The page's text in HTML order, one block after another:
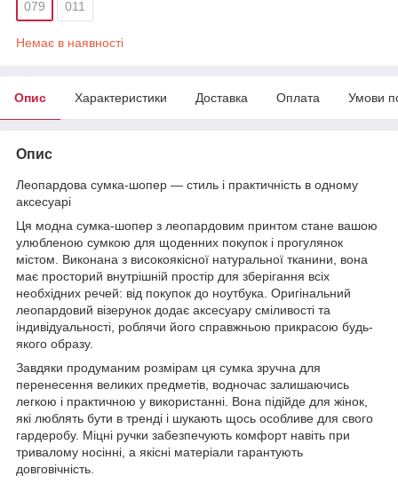
079 011
Немає в наявності
Опис Характеристики Доставка Оплата Умови
Опис
Леопардова сумка-шопер — стиль і практичність в одному
аксесуарі
Ця модна сумка-шопер з леопардовим принтом стане вашою
улюбленою сумкою для щоденних покупок і прогулянок
містом. Виконана з високоякісної натуральної тканини, вона
має просторий внутрішній простір для зберігання всіх
необхідних речей: від покупок до ноутбука. Оригінальний
леопардовий візерунок додає аксесуару сміливості та
індивідуальності, роблячи його справжньою прикрасою будь-
якого образу.
Завдяки продуманим розмірам ця сумка зручна для
перенесення великих предметів, водночас залишаючись
легкою і практичною у використанні. Вона підійде для жінок,
які люблять бути в тренді і шукають щось особливе для свого
гардеробу. Міцні ручки забезпечують комфорт навіть при
тривалому носінні, а якісні матеріали гарантують
довговічність.